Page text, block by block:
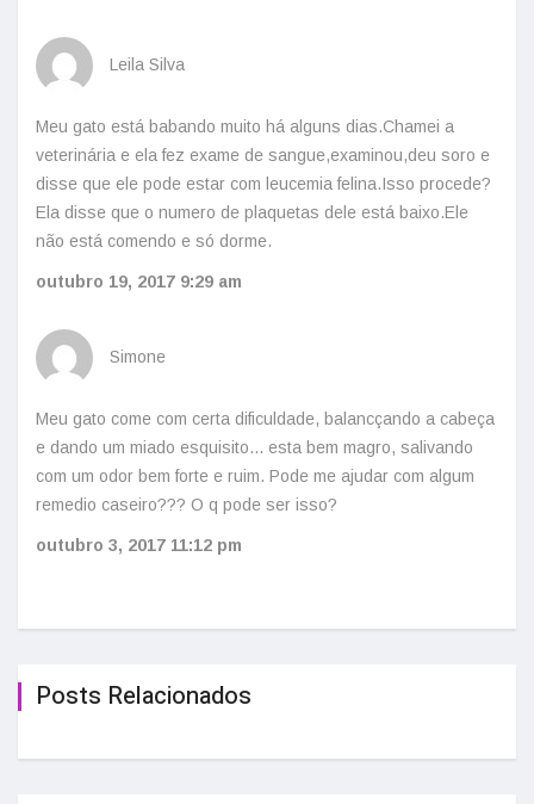
Leila Silva
Meu gato está babando muito há alguns dias.Chamei a
veterinária e ela fez exame de sangue,examinou,deu soro e
disse que ele pode estar com leucemia felina.Isso procede?
Ela disse que o numero de plaquetas dele está baixo.Ele
não está comendo e só dorme.
outubro 19, 2017 9:29 am
Simone
Meu gato come com certa dificuldade, balancçando a cabeça
e dando um miado esquisito... esta bem magro, salivando
com um odor bem forte e ruim. Pode me ajudar com algum
remedio caseiro??? O q pode ser isso?
outubro 3, 2017 11:12 pm
Posts Relacionados